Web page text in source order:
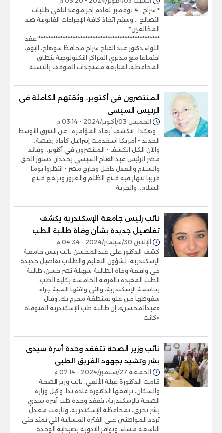
* سراج : 4 نوفمبر القادم اخر موعد لتلقي طلبات
التصالح .. وسيتم اتخاذ كافة الإجراءات القانونية ضد
المخالفين*
************************************************* عقد
اللواء دكتور عبد الفتاح سراج محافظ سوهاج، اليوم،
اجتماعا مع مديري المراكز التكنولوجية بنطاق
المحافظة، لمتابعة مستجدات الموقف بالنسبة
المنتصرون فى أكتوبر.. وثقتهم الكاملة فى
الرئيس السيسى
الخميس 03/أكتوبر/2024 - 03:14 م
- وهكذا.. تتكشف أبعاد المؤامرة.. عن الشرق الأوسط
الجديد - أمريكا استخدمت إسرائيل كأداة رخيصة..
والآن الكل انكشف - المنتصرون في أكتوبر.. وقائد
مصر الرئيس عبد الفتاح السيسي يحددان دستور الحق
والسلام والعدل داخل وخارج مصر - انتظروا يوما
قريبا تنهار فيه قلاع الظلم والغرور وترتفع قلاع
السلام.. والحرية
نائب رئيس جامعة الإسكندرية يكشف
تفاصيل جديدة بشأن وفاة طالبة الطب
الإثنين 30/سبتمبر/2024 - 04:34 م
كشف الدكتور على عبدالمحسن نائب رئيس جامعة
الإسكندرية، لشؤون التعليم والطلاب تفاصيل جديدة
فى واقعة وفاة الطالبة سهيلة نصر حسن، طالبة
الطب المقيدة بالفرقة الخامسة بكلية الطب،
بجامعة الإسكندرية، والتى وافتها المنية جراء
سقوطها من علو بمنطقة محرم بك. وقال
«عبدالمحسن»، إن طالبة طب الإسكندرية المتوفاة
«كانت
نائب وزير الصحة تتفقد وحدة أسرة سيدى
بشر وتشيد بجهود الفريق الطبى
الجمعة 27/سبتمبر/2024 - 07:14 م
قامت الدكتورة عبلة الألفي، نائب وزير الصحة
والسكان، ترافقها الدكتورة غادة ندا، وكيل وزارة
الصحة بالإسكندرية، بتفقد وحدة طب أسرة سيدي
بشر بحري، بمحافظة الإسكندرية، وتابعت معدل
تردد المواطنين على الفترة المسائية التي تمتد حتى
التاسعة مساء، وتوافر الادوية بصيدلية الوحدة